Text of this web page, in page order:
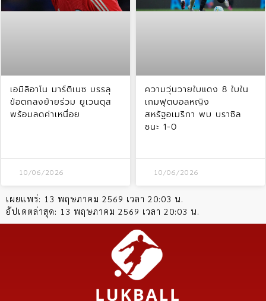
เอมิลิอาโน มาร์ติเนซ บรรลุ
ข้อตกลงย้ายร่วม ยูเวนตุส
พร้อมลดค่าเหนื่อย
10/06/2026
ความวุ่นวายใบแดง 8 ใบใน
เกมฟุตบอลหญิง
สหรัฐอเมริกา พบ บราซิล
ชนะ 1-0
10/06/2026
เผยแพร่: 13 พฤษภาคม 2569 เวลา 20:03 น.
อัปเดตล่าสุด: 13 พฤษภาคม 2569 เวลา 20:03 น.